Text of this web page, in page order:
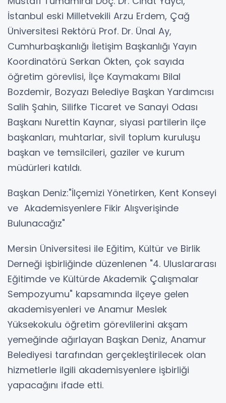
İstanbul eski Milletvekili Arzu Erdem, Çağ
Üniversitesi Rektörü Prof. Dr. Ünal Ay,
Cumhurbaşkanlığı İletişim Başkanlığı Yayın
Koordinatörü Serkan Ökten, çok sayıda
öğretim görevlisi, İlçe Kaymakamı Bilal
Bozdemir, Bozyazı Belediye Başkan Yardımcısı
Salih Şahin, Silifke Ticaret ve Sanayi Odası
Başkanı Nurettin Kaynar, siyasi partilerin ilçe
başkanları, muhtarlar, sivil toplum kuruluşu
başkan ve temsilcileri, gaziler ve kurum
müdürleri katıldı.
Başkan Deniz:"İlçemizi Yönetirken, Kent Konseyi
ve Akademisyenlere Fikir Alışverişinde
Bulunacağız"
Mersin Üniversitesi ile Eğitim, Kültür ve Birlik
Derneği işbirliğinde düzenlenen "4. Uluslararası
Eğitimde ve Kültürde Akademik Çalışmalar
Sempozyumu" kapsamında ilçeye gelen
akademisyenleri ve Anamur Meslek
Yüksekokulu öğretim görevlilerini akşam
yemeğinde ağırlayan Başkan Deniz, Anamur
Belediyesi tarafından gerçekleştirilecek olan
hizmetlerle ilgili akademisyenlere işbirliği
yapacağını ifade etti.